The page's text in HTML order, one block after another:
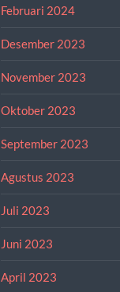
Februari 2024
Desember 2023
November 2023
Oktober 2023
September 2023
Agustus 2023
Juli 2023
Juni 2023
April 2023